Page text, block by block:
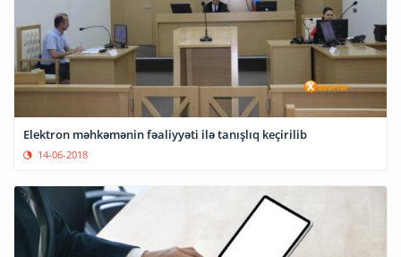
Elektron məhkəmənin fəaliyyəti ilə tanışlıq keçirilib
14-06-2018